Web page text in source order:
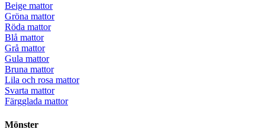
Beige mattor
Gröna mattor
Röda mattor
Blå mattor
Grå mattor
Gula mattor
Bruna mattor
Lila och rosa mattor
Svarta mattor
Färgglada mattor
Mönster